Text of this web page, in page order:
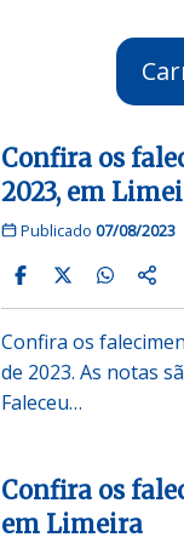
Confira os
2023, em
Publicado 07/08/2023
Confira os
de 2023. As notas
Faleceu…
Confira os
em Limeira